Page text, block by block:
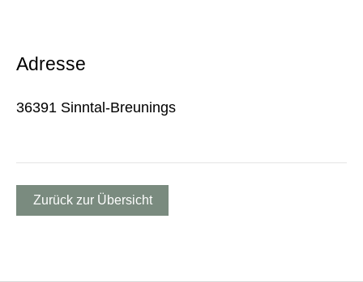
Adresse
36391 Sinntal-Breunings
Zurück zur Übersicht